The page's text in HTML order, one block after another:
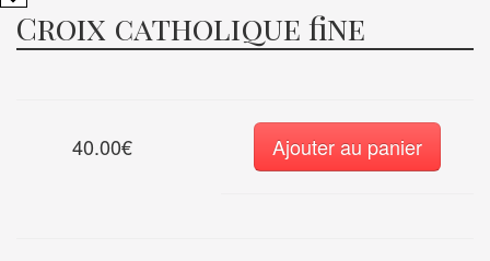
Croix catholique fine
40.00€ Ajouter au panier